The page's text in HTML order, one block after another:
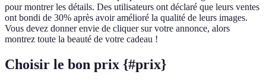
pour montrer les détails. Des utilisateurs ont déclaré que leurs ventes
ont bondi de 30% après avoir amélioré la qualité de leurs images.
Vous devez donner envie de cliquer sur votre annonce, alors
montrez toute la beauté de votre cadeau !
Choisir le bon prix {#prix}